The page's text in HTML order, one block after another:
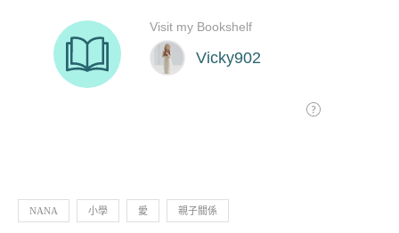
NANA 小學 愛 親子關係